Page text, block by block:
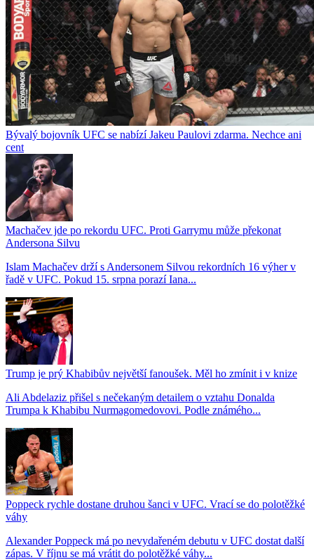
Bývalý bojovník UFC se nabízí Jakeu Paulovi zdarma. Nechce ani
cent
Machačev jde po rekordu UFC. Proti Garrymu může překonat
Andersona Silvu
Islam Machačev drží s Andersonem Silvou rekordních 16 výher v
řadě v UFC. Pokud 15. srpna porazí Iana...
Trump je prý Khabibův největší fanoušek. Měl ho zmínit i v knize
Ali Abdelaziz přišel s nečekaným detailem o vztahu Donalda
Trumpa k Khabibu Nurmagomedovovi. Podle známého...
Poppeck rychle dostane druhou šanci v UFC. Vrací se do polotěžké
váhy
Alexander Poppeck má po nevydařeném debutu v UFC dostat další
zápas. V říjnu se má vrátit do polotěžké váhy...